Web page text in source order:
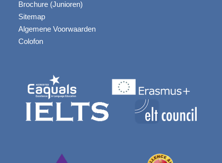
Brochure (Junioren)
Sitemap
Algemene Voorwaarden
Colofon